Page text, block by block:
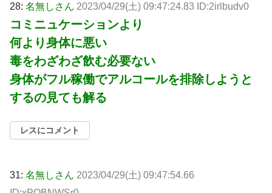
28: 名無しさん 2023/04/29(土) 09:47:24.83 ID:2irlbudv0
コミニュケーションより
何より身体に悪い
毒をわざわざ飲む必要ない
身体がフル稼働でアルコールを排除しようと
するの見ても解る
レスにコメント
31: 名無しさん 2023/04/29(土) 09:47:54.66